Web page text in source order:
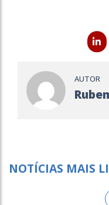
AUTOR
NOTÍCIAS MAIS